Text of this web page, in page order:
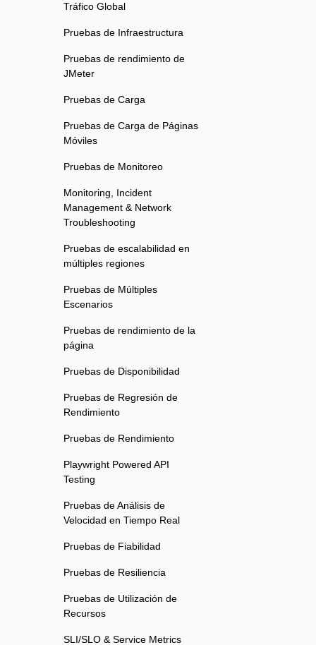
Tráfico Global
Pruebas de Infraestructura
Pruebas de rendimiento de
JMeter
Pruebas de Carga
Pruebas de Carga de Páginas
Móviles
Pruebas de Monitoreo
Monitoring, Incident
Management & Network
Troubleshooting
Pruebas de escalabilidad en
múltiples regiones
Pruebas de Múltiples
Escenarios
Pruebas de rendimiento de la
página
Pruebas de Disponibilidad
Pruebas de Regresión de
Rendimiento
Pruebas de Rendimiento
Playwright Powered API
Testing
Pruebas de Análisis de
Velocidad en Tiempo Real
Pruebas de Fiabilidad
Pruebas de Resiliencia
Pruebas de Utilización de
Recursos
SLI/SLO & Service Metrics